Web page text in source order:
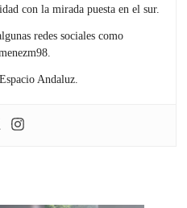
con la mirada puesta en el sur.
redes sociales como
Andaluz.